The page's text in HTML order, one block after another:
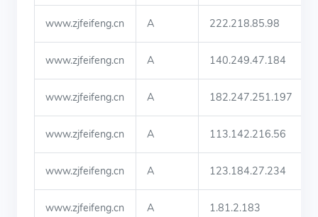
www.zjfeifeng.cn A 222.218.85.98
www.zjfeifeng.cn A 140.249.47.184
www.zjfeifeng.cn A 182.247.251.197
www.zjfeifeng.cn A 113.142.216.56
www.zjfeifeng.cn A 123.184.27.234
www.zjfeifeng.cn A 1.81.2.183